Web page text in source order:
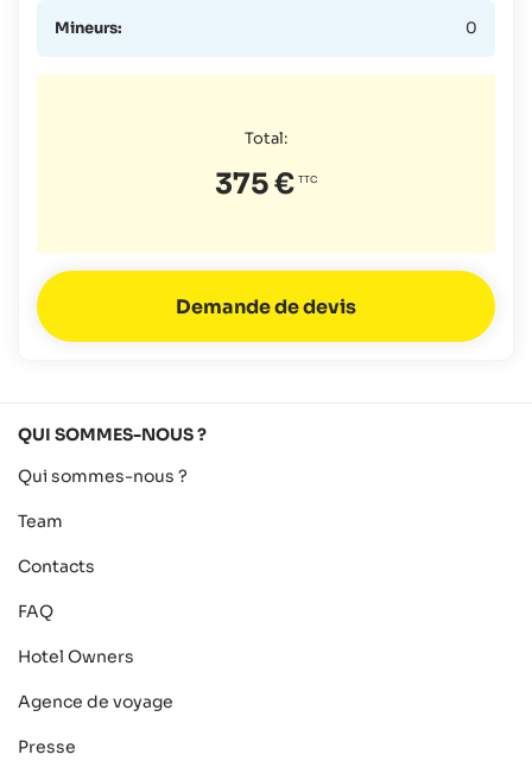
Mineurs: 0
Total:
375 €
QUI SOMMES-NOUS ?
Qui sommes-nous ?
Team
Contacts
FAQ
Hotel Owners
Agence de voyage
Presse